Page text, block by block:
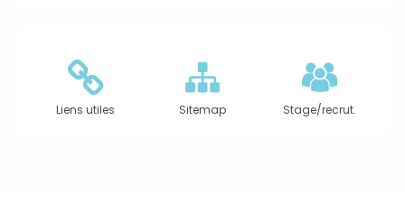
Liens utiles Sitemap Stage/recrut.